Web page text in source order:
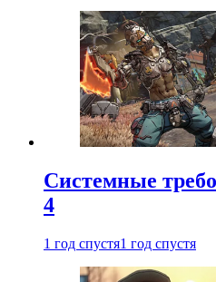
Системные
4
1 год спустя1 год спустя